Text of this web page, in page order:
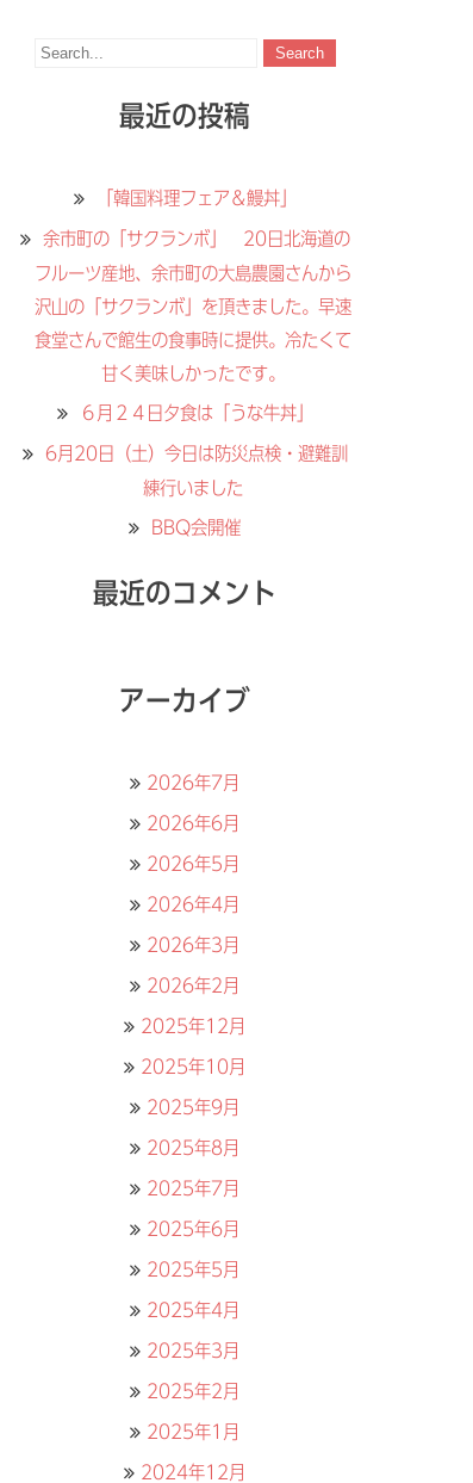
最近の投稿
「韓国料理フェア＆鰻丼」
余市町の「サクランボ」 20日北海道の
フルーツ産地、余市町の大島農園さんから
沢山の「サクランボ」を頂きました。早速
食堂さんで館生の食事時に提供。冷たくて
甘く美味しかったです。
６月２４日夕食は「うな牛丼」
6月20日（土）今日は防災点検・避難訓
練行いました
BBQ会開催
最近のコメント
アーカイブ
2026年7月
2026年6月
2026年5月
2026年4月
2026年3月
2026年2月
2025年12月
2025年10月
2025年9月
2025年8月
2025年7月
2025年6月
2025年5月
2025年4月
2025年3月
2025年2月
2025年1月
2024年12月